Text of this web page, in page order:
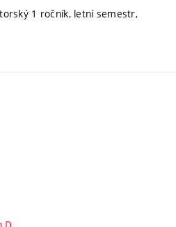
1 ročník, letní semestr,